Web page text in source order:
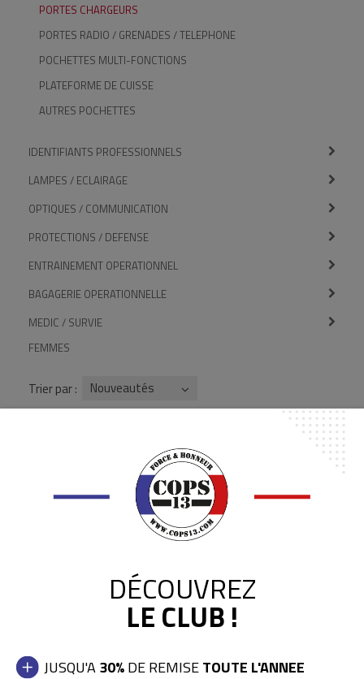
DÉCOUVREZ
LE CLUB !
JUSQU'A30%DE REMISETOUTE L'ANNEE
PORTES CHARGEURS
PORTES RADIO / GRENADES / TELEPHONE
POCHETTES MULTI-FONCTIONS
PLATEFORME DE CUISSE
AUTRES POCHETTES
IDENTIFIANTS PROFESSIONNELS
LAMPES / ECLAIRAGE
OPTIQUES / COMMUNICATION
PROTECTIONS / DEFENSE
ENTRAINEMENT OPERATIONNEL
BAGAGERIE OPERATIONNELLE
MEDIC / SURVIE
FEMMES
Trier par :
Nouveautés